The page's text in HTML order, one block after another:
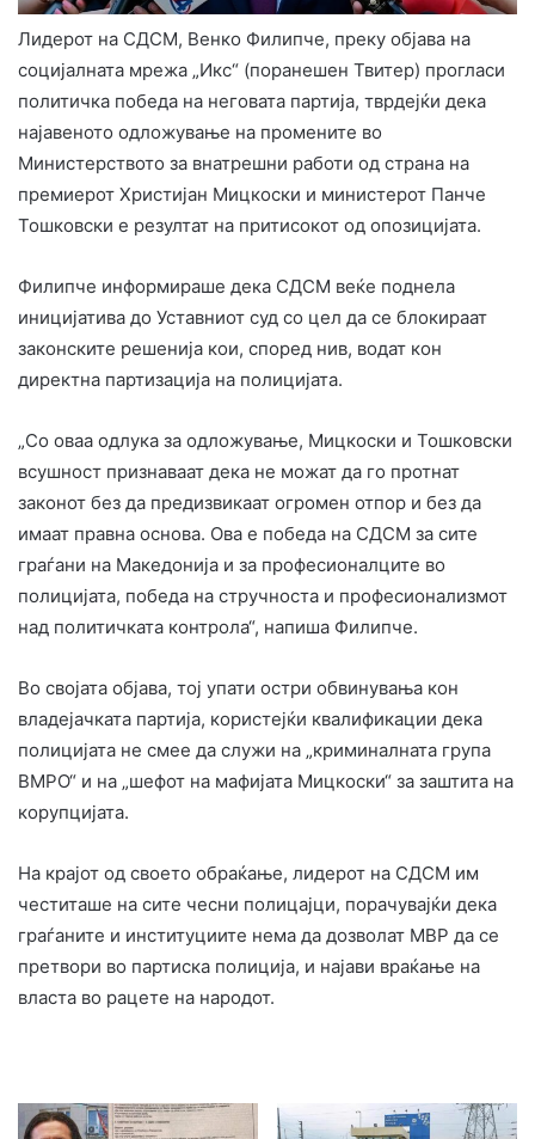
Лидерот на СДСМ, Венко Филипче, преку објава на
социјалната мрежа „Икс“ (поранешен Твитер) прогласи
политичка победа на неговата партија, тврдејќи дека
најавеното одложување на промените во
Министерството за внатрешни работи од страна на
премиерот Христијан Мицкоски и министерот Панче
Тошковски е резултат на притисокот од опозицијата.
Филипче информираше дека СДСМ веќе поднела
иницијатива до Уставниот суд со цел да се блокираат
законските решенија кои, според нив, водат кон
директна партизација на полицијата.
„Со оваа одлука за одложување, Мицкоски и Тошковски
всушност признаваат дека не можат да го протнат
законот без да предизвикаат огромен отпор и без да
имаат правна основа. Ова е победа на СДСМ за сите
граѓани на Македонија и за професионалците во
полицијата, победа на стручноста и професионализмот
над политичката контрола“, напиша Филипче.
Во својата објава, тој упати остри обвинувања кон
владејачката партија, користејќи квалификации дека
полицијата не смее да служи на „криминалната група
ВМРО“ и на „шефот на мафијата Мицкоски“ за заштита на
корупцијата.
На крајот од своето обраќање, лидерот на СДСМ им
честиташе на сите чесни полицајци, порачувајќи дека
граѓаните и институциите нема да дозволат МВР да се
претвори во партиска полиција, и најави враќање на
власта во рацете на народот.